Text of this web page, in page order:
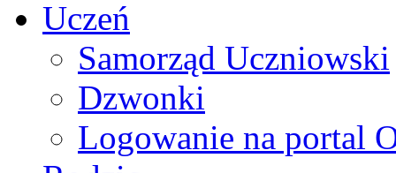
Uczeń
Samorząd Uczniowski
Dzwonki
Logowanie na portal